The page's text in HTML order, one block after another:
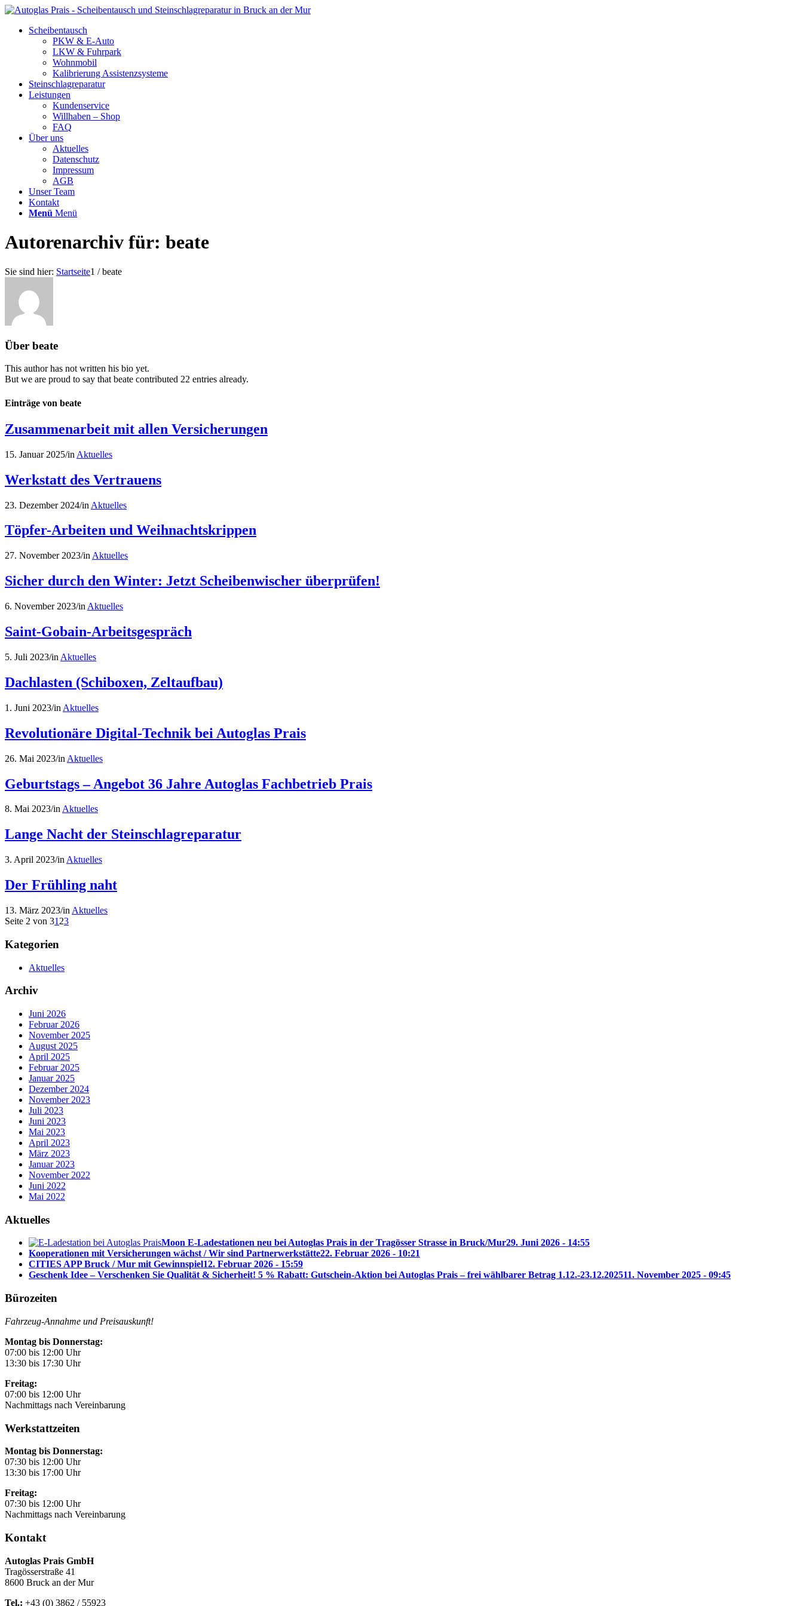
Scheibentausch
PKW & E-Auto
LKW & Fuhrpark
Wohnmobil
Kalibrierung Assistenzsysteme
Steinschlagreparatur
Leistungen
Kundenservice
Willhaben – Shop
FAQ
Über uns
Aktuelles
Datenschutz
Impressum
AGB
Unser Team
Kontakt
Menü Menü
Autorenarchiv für: beate
Sie sind hier: Startseite1 / beate
Über beate
This author has not written his bio yet.
But we are proud to say that beate contributed 22 entries already.
Einträge von beate
Zusammenarbeit mit allen Versicherungen
15. Januar 2025/in Aktuelles
Werkstatt des Vertrauens
23. Dezember 2024/in Aktuelles
Töpfer-Arbeiten und Weihnachtskrippen
27. November 2023/in Aktuelles
Sicher durch den Winter: Jetzt Scheibenwischer überprüfen!
6. November 2023/in Aktuelles
Saint-Gobain-Arbeitsgespräch
5. Juli 2023/in Aktuelles
Dachlasten (Schiboxen, Zeltaufbau)
1. Juni 2023/in Aktuelles
Revolutionäre Digital-Technik bei Autoglas Prais
26. Mai 2023/in Aktuelles
Geburtstags – Angebot 36 Jahre Autoglas Fachbetrieb Prais
8. Mai 2023/inAktuelles
Lange Nacht der Steinschlagreparatur
3. April 2023/in Aktuelles
Der Frühling naht
13. März 2023/in Aktuelles
Seite 2 von 31 23
Kategorien
Aktuelles
Archiv
Juni 2026
Februar 2026
November 2025
August 2025
April 2025
Februar 2025
Januar 2025
Dezember 2024
November 2023
Juli 2023
Juni 2023
Mai 2023
April 2023
März 2023
Januar 2023
November 2022
Juni 2022
Mai 2022
Aktuelles
Moon E-Ladestationen neu bei Autoglas Prais in der Tragösser Strasse in Bruck/Mur29. Juni 2026 - 14:55
Kooperationen mit Versicherungen wächst / Wir sind Partnerwerkstätte22. Februar 2026 - 10:21
CITIES APP Bruck / Mur mit Gewinnspiel12. Februar 2026 - 15:59
Geschenk Idee – Verschenken Sie Qualität & Sicherheit! 5 % Rabatt: Gutschein-Aktion bei Autoglas Prais – frei wählbarer Betrag 1.12.-23.12.202511. November 2025 - 09:45
Bürozeiten
Fahrzeug-Annahme und Preisauskunft!
Montag bis Donnerstag:
07:00 bis 12:00 Uhr
13:30 bis 17:30 Uhr
Freitag:
07:00 bis 12:00 Uhr
Nachmittags nach Vereinbarung
Werkstattzeiten
Montag bis Donnerstag:
07:30 bis 12:00 Uhr
13:30 bis 17:00 Uhr
Freitag:
07:30 bis 12:00 Uhr
Nachmittags nach Vereinbarung
Kontakt
Autoglas Prais GmbH
Tragösserstraße 41
8600 Bruck an der Mur
Tel.: +43 (0) 3862 / 55923